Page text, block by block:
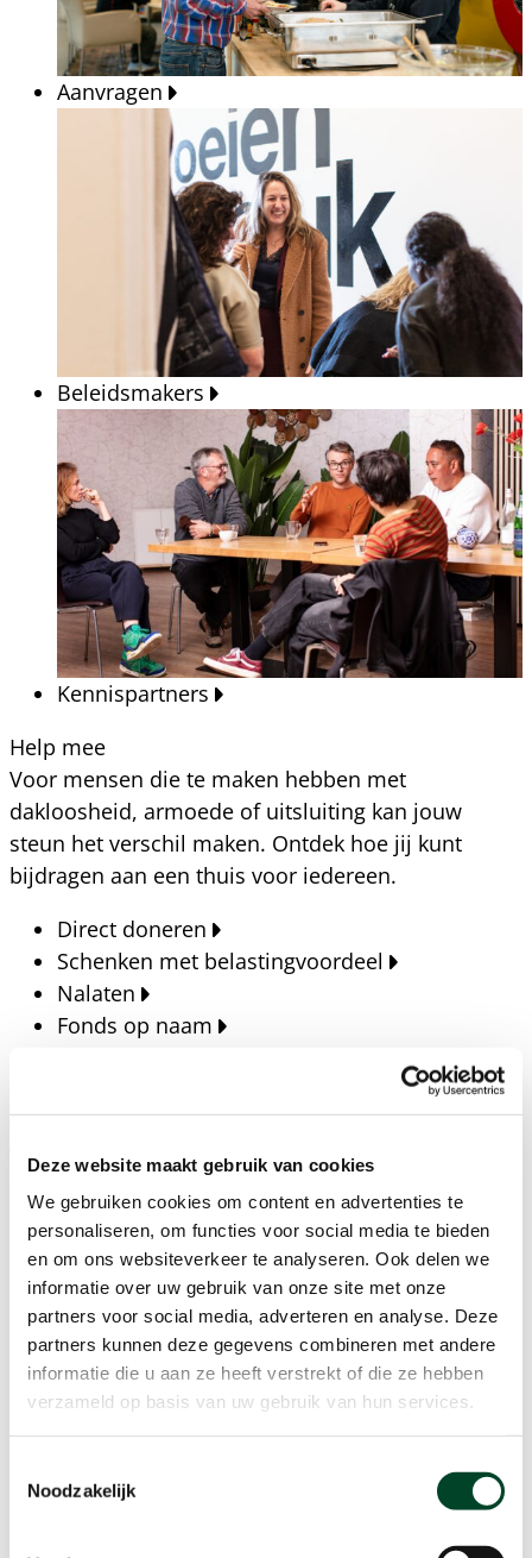
Deze website maakt gebruik van cookies
We gebruiken cookies om content en advertenties te
personaliseren, om functies voor social media te bieden
en om ons websiteverkeer te analyseren. Ook delen we
informatie over uw gebruik van onze site met onze
partners voor social media, adverteren en analyse. Deze
partners kunnen deze gegevens combineren met andere
informatie die u aan ze heeft verstrekt of die ze hebben
verzameld op basis van uw gebruik van hun services.
Noodzakelijk
Aanvragen
Beleidsmakers
Kennispartners
Help mee
Voor mensen die te maken hebben met
dakloosheid, armoede of uitsluiting kan jouw
steun het verschil maken. Ontdek hoe jij kunt
bijdragen aan een thuis voor iedereen.
Direct doneren
Schenken met belastingvoordeel
Nalaten
Fonds op naam
Blijf op de hoogte van het laatste nieuws, verhalen,
publicaties en ontwikkelingen rondom Kansfonds
en onze missie.
Nieuwsberichten
Nieuws
Verhalen
Beeldbanken
Foto's bestaanszekerheid
Agenda